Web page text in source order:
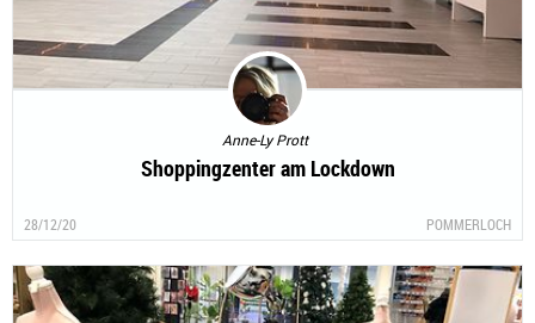
Anne-Ly Prott
Shoppingzenter am Lockdown
28/12/20 POMMERLOCH